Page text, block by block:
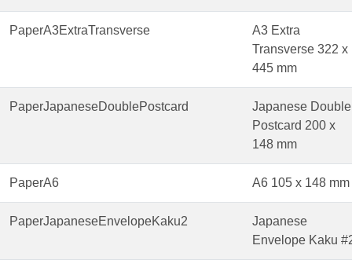
PaperA3ExtraTransverse
A3 Extra
Transverse 322 x
445 mm
PaperJapaneseDoublePostcard
Japanese Double
Postcard 200 x
148 mm
PaperA6 A6 105 x 148 mm
PaperJapaneseEnvelopeKaku2
Japanese
Envelope Kaku